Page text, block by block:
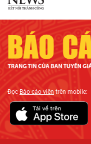
ĐọcBáo cáo viên trên mobile: